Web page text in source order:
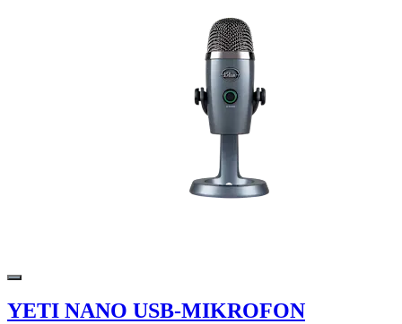
YETI NANO USB-MIKROFON